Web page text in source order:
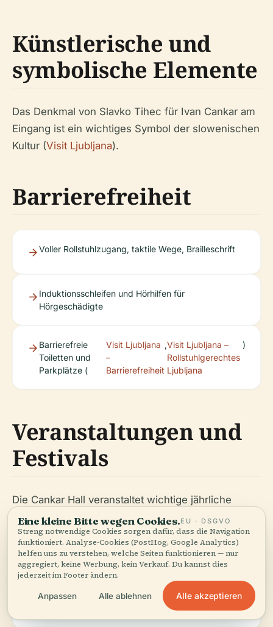
Künstlerische und
symbolische Elemente
Das Denkmal von Slavko Tihec für Ivan Cankar am
Eingang ist ein wichtiges Symbol der slowenischen
Kultur (Visit Ljubljana).
Barrierefreiheit
Voller Rollstuhlzugang, taktile Wege, Brailleschrift
Induktionsschleifen und Hörhilfen für
Hörgeschädigte
Barrierefreie
Toiletten und
Parkplätze (
Visit Ljubljana
–
Barrierefreiheit
,Visit Ljubljana –
Rollstuhlgerechtes
Ljubljana
)
Veranstaltungen und
Festivals
Die Cankar Hall veranstaltet wichtige jährliche
Festivals wie:
Ljubljana Festival
Druga Godba
Eine kleine Bitte wegen Cookies.EU · DSGVO
Streng notwendige Cookies sorgen dafür, dass die Navigation
funktioniert. Analyse-Cookies (PostHog, Google Analytics)
helfen uns zu verstehen, welche Seiten funktionieren — nur
aggregiert, keine Werbung, kein Verkauf. Du kannst dies
jederzeit im Footer ändern.
Anpassen Alle ablehnen Alle akzeptieren